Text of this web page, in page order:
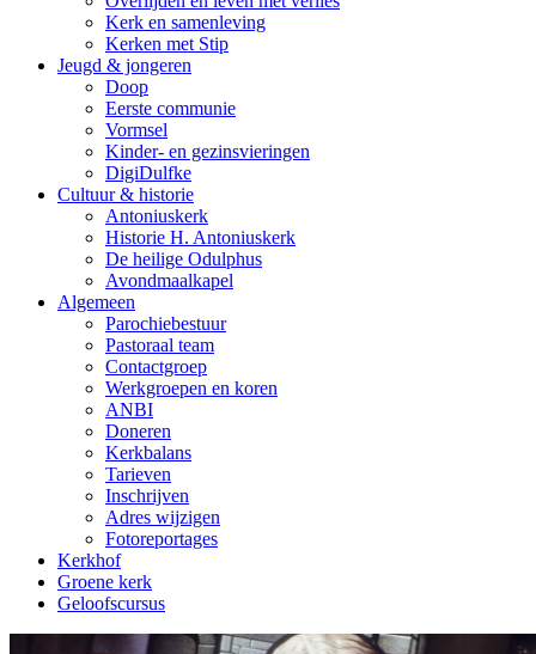
Kerk en samenleving
Kerken met Stip
Jeugd & jongeren
Doop
Eerste communie
Vormsel
Kinder- en gezinsvieringen
DigiDulfke
Cultuur & historie
Antoniuskerk
Historie H. Antoniuskerk
De heilige Odulphus
Avondmaalkapel
Algemeen
Parochiebestuur
Pastoraal team
Contactgroep
Werkgroepen en koren
ANBI
Doneren
Kerkbalans
Tarieven
Inschrijven
Adres wijzigen
Fotoreportages
Kerkhof
Groene kerk
Geloofscursus